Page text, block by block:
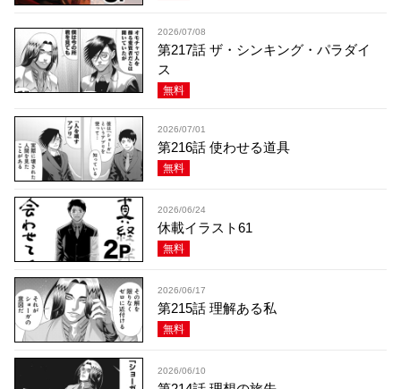
2026/07/08
第217話 ザ・シンキング・パラダイ
ス
無料
2026/07/01
第216話 使わせる道具
無料
2026/06/24
休載イラスト61
無料
2026/06/17
第215話 理解ある私
無料
2026/06/10